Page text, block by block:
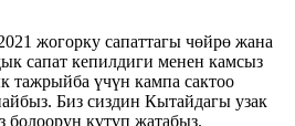
жогорку сапаттагы чөйрө жана
сапат кепилдиги менен камсыз
тажрыйба үчүн кампа сактоо
Биз сиздин Кытайдагы узак
болоорун күтүп жатабыз.